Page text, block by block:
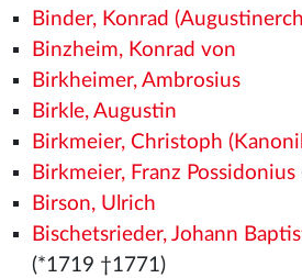
Binder, Konrad
Binzheim, Konrad von
Birkheimer, Ambrosius
Birkle, Augustin
Birkmeier, Christoph
Birkmeier, Franz Possidonius
Birson, Ulrich
Bischetsrieder, Johann
(*1719 †1771)